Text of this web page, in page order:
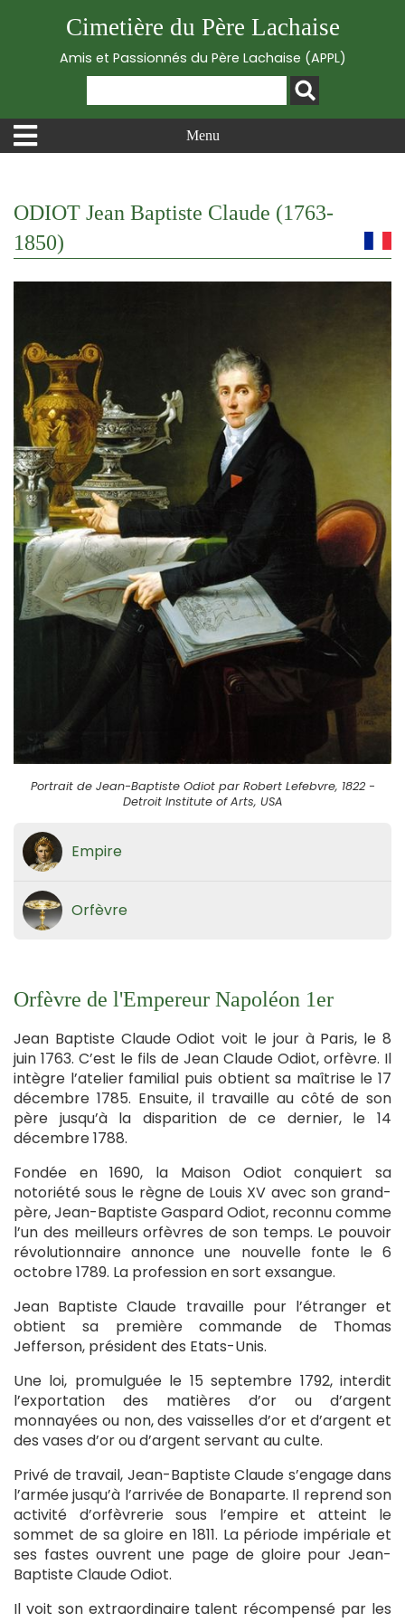
Cimetière du Père Lachaise
Amis et Passionnés du Père Lachaise (APPL)
Menu
ODIOT Jean Baptiste Claude (1763-
1850)
Portrait de Jean-Baptiste Odiot par Robert Lefebvre, 1822 -
Detroit Institute of Arts, USA
Empire
Orfèvre
Orfèvre de l'Empereur Napoléon 1er
Jean Baptiste Claude Odiot voit le jour à Paris, le 8
juin 1763. C’est le fils de Jean Claude Odiot, orfèvre. Il
intègre l’atelier familial puis obtient sa maîtrise le 17
décembre 1785. Ensuite, il travaille au côté de son
père jusqu’à la disparition de ce dernier, le 14
décembre 1788.
Fondée en 1690, la Maison Odiot conquiert sa
notoriété sous le règne de Louis XV avec son grand-
père, Jean-Baptiste Gaspard Odiot, reconnu comme
l’un des meilleurs orfèvres de son temps. Le pouvoir
révolutionnaire annonce une nouvelle fonte le 6
octobre 1789. La profession en sort exsangue.
Jean Baptiste Claude travaille pour l’étranger et
obtient sa première commande de Thomas
Jefferson, président des Etats-Unis.
Une loi, promulguée le 15 septembre 1792, interdit
l’exportation des matières d’or ou d’argent
monnayées ou non, des vaisselles d’or et d’argent et
des vases d’or ou d’argent servant au culte.
Privé de travail, Jean-Baptiste Claude s’engage dans
l’armée jusqu’à l’arrivée de Bonaparte. Il reprend son
activité d’orfèvrerie sous l’empire et atteint le
sommet de sa gloire en 1811. La période impériale et
ses fastes ouvrent une page de gloire pour Jean-
Baptiste Claude Odiot.
Il voit son extraordinaire talent récompensé par les